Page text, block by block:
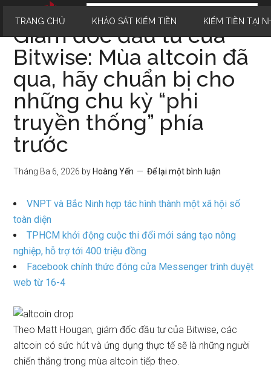
TRANG CHỦ KHẢO SÁT KIẾM TIỀN KIẾM TIỀN TẠI
Giám đốc đầu tư của
Bitwise: Mùa altcoin đã
qua, hãy chuẩn bị cho
những chu kỳ “phi
truyền thống” phía
trước
Tháng Ba 6, 2026 by Hoàng Yến Để lại một bình luận
VNPT và Bắc Ninh hợp tác hình thành một xã hội số
toàn diện
TPHCM khởi động cuộc thi đổi mới sáng tạo nông
nghiệp, hỗ trợ tới 400 triệu đồng
Facebook chính thức đóng cửa Messenger trình duyệt
web từ 16-4
Theo Matt Hougan, giám đốc đầu tư của Bitwise, các
altcoin có sức hút và ứng dụng thực tế sẽ là những người
chiến thắng trong mùa altcoin tiếp theo.